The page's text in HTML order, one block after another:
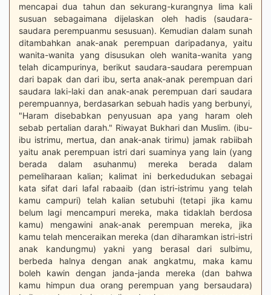
mencapai dua tahun dan sekurang-kurangnya lima kali
susuan sebagaimana dijelaskan oleh hadis (saudara-
saudara perempuanmu sesusuan). Kemudian dalam sunah
ditambahkan anak-anak perempuan daripadanya, yaitu
wanita-wanita yang disusukan oleh wanita-wanita yang
telah dicampurinya, berikut saudara-saudara perempuan
dari bapak dan dari ibu, serta anak-anak perempuan dari
saudara laki-laki dan anak-anak perempuan dari saudara
perempuannya, berdasarkan sebuah hadis yang berbunyi,
"Haram disebabkan penyusuan apa yang haram oleh
sebab pertalian darah." Riwayat Bukhari dan Muslim. (ibu-
ibu istrimu, mertua, dan anak-anak tirimu) jamak rabiibah
yaitu anak perempuan istri dari suaminya yang lain (yang
berada dalam asuhanmu) mereka berada dalam
pemeliharaan kalian; kalimat ini berkedudukan sebagai
kata sifat dari lafal rabaaib (dan istri-istrimu yang telah
kamu campuri) telah kalian setubuhi (tetapi jika kamu
belum lagi mencampuri mereka, maka tidaklah berdosa
kamu) mengawini anak-anak perempuan mereka, jika
kamu telah menceraikan mereka (dan diharamkan istri-istri
anak kandungmu) yakni yang berasal dari sulbimu,
berbeda halnya dengan anak angkatmu, maka kamu
boleh kawin dengan janda-janda mereka (dan bahwa
kamu himpun dua orang perempuan yang bersaudara)